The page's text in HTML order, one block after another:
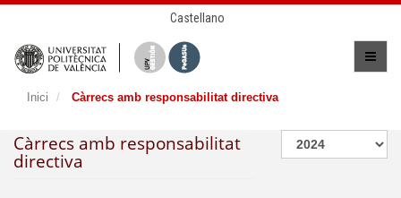
Castellano
Inici Càrrecs amb responsabilitat directiva
Càrrecs amb responsabilitat
directiva